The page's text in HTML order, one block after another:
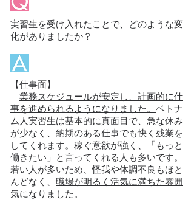
実習生を受け入れたことで、どのような変
化がありましたか？
【仕事面】
業務スケジュールが安定し、計画的に仕
事を進められるようになりました。 ベトナ
ム人実習生は基本的に真面目で、急な休み
が少なく、納期のある仕事でも快く残業を
してくれます。稼ぐ意欲が強く、「もっと
働きたい」と言ってくれる人も多いです。
若い人が多いため、怪我や体調不良もほと
んどなく、 職場が明るく活気に満ちた雰囲
気になりました。